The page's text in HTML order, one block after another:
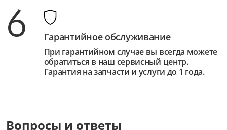
6 Гарантийное обслуживание
При гарантийном случае вы всегда можете
обратиться в наш сервисный центр.
Гарантия на запчасти и услуги до 1 года.
Вопросы и ответы